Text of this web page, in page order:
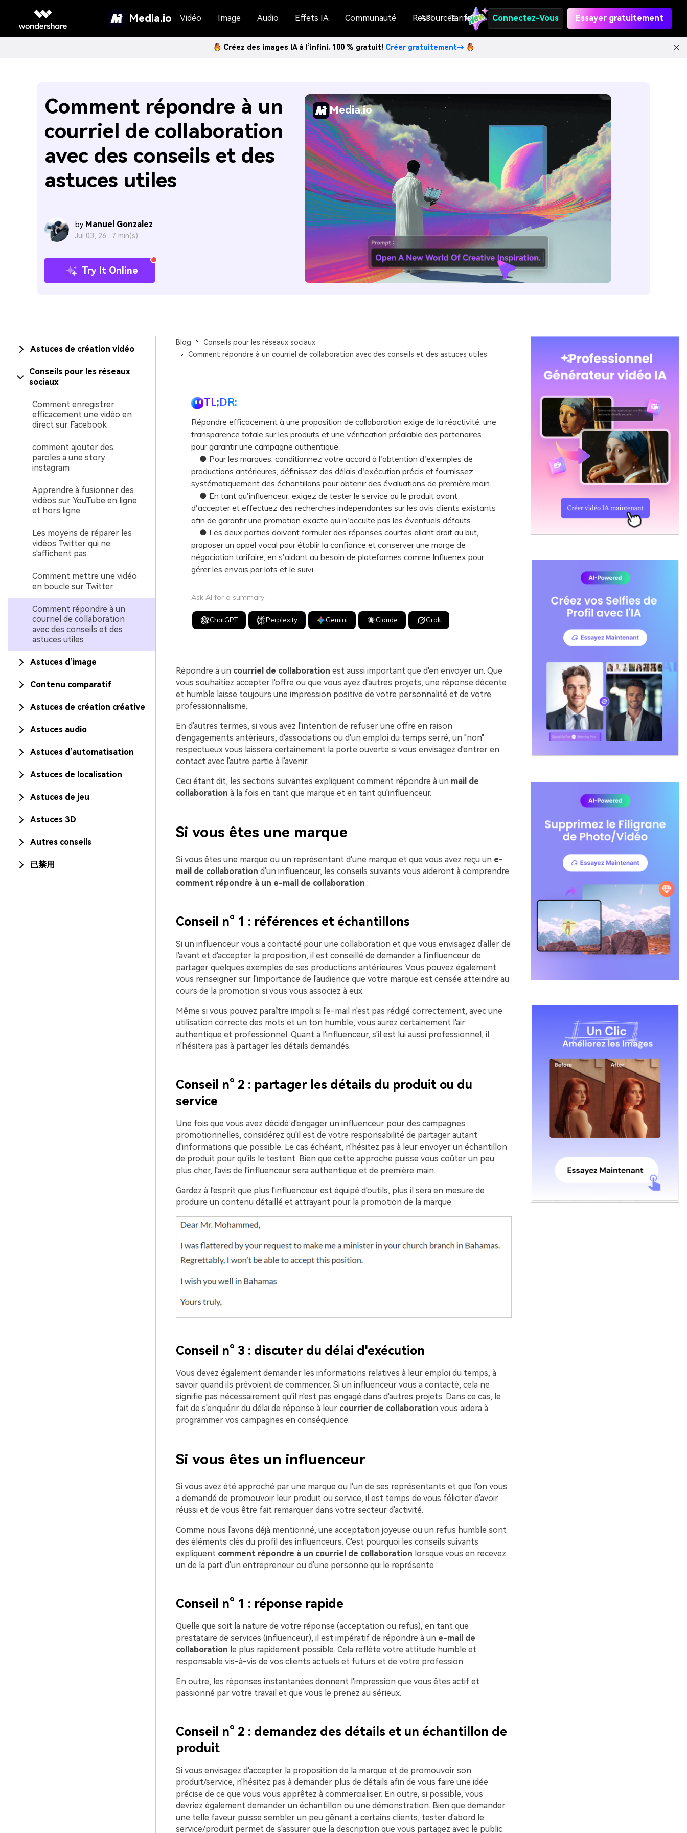
Media.io Vidéo Image Audio Effets IA Communauté Ressources
API Tarifs Connectez-Vous Essayer gratuitement
Créez des images IA à l’infini. 100 % gratuit! Créer gratuitement→
Comment répondre à un
courriel de collaboration
avec des conseils et des
astuces utiles
by Manuel Gonzalez
Jul 03, 26 · 7 min(s)
Try It Online
Media.io
Astuces de création vidéo
Conseils pour les réseaux
sociaux
Comment enregistrer
efficacement une vidéo en
direct sur Facebook
comment ajouter des
paroles à une story
instagram
Apprendre à fusionner des
vidéos sur YouTube en ligne
et hors ligne
Les moyens de réparer les
vidéos Twitter qui ne
s'affichent pas
Comment mettre une vidéo
en boucle sur Twitter
Comment répondre à un
courriel de collaboration
avec des conseils et des
astuces utiles
Astuces d’image
Contenu comparatif
Astuces de création créative
Astuces audio
Astuces d’automatisation
Astuces de localisation
Astuces de jeu
Astuces 3D
Autres conseils
已禁用
Blog
Conseils pour les réseaux sociaux
Comment répondre à un courriel de collaboration avec des conseils et des astuces utiles
TL;DR:
Répondre efficacement à une proposition de collaboration exige de la réactivité, une
transparence totale sur les produits et une vérification préalable des partenaires
pour garantir une campagne authentique.
● Pour les marques, conditionnez votre accord à l'obtention d'exemples de
productions antérieures, définissez des délais d'exécution précis et fournissez
systématiquement des échantillons pour obtenir des évaluations de première main.
● En tant qu'influenceur, exigez de tester le service ou le produit avant
d'accepter et effectuez des recherches indépendantes sur les avis clients existants
afin de garantir une promotion exacte qui n'occulte pas les éventuels défauts.
● Les deux parties doivent formuler des réponses courtes allant droit au but,
proposer un appel vocal pour établir la confiance et conserver une marge de
négociation tarifaire, en s'aidant au besoin de plateformes comme Influenex pour
gérer les envois par lots et le suivi.
Ask AI for a summary
ChatGPT Perplexity Gemini Claude Grok
Répondre à un courriel de collaboration est aussi important que d'en envoyer un. Que
vous souhaitiez accepter l'offre ou que vous ayez d'autres projets, une réponse décente
et humble laisse toujours une impression positive de votre personnalité et de votre
professionnalisme.
En d'autres termes, si vous avez l'intention de refuser une offre en raison
d'engagements antérieurs, d'associations ou d'un emploi du temps serré, un "non"
respectueux vous laissera certainement la porte ouverte si vous envisagez d'entrer en
contact avec l'autre partie à l'avenir.
Ceci étant dit, les sections suivantes expliquent comment répondre à un mail de
collaboration à la fois en tant que marque et en tant qu'influenceur.
Si vous êtes une marque
Si vous êtes une marque ou un représentant d'une marque et que vous avez reçu un e-
mail de collaboration d'un influenceur, les conseils suivants vous aideront à comprendre
comment répondre à un e-mail de collaboration :
Conseil n° 1 : références et échantillons
Si un influenceur vous a contacté pour une collaboration et que vous envisagez d'aller de
l'avant et d'accepter la proposition, il est conseillé de demander à l'influenceur de
partager quelques exemples de ses productions antérieures. Vous pouvez également
vous renseigner sur l'importance de l'audience que votre marque est censée atteindre au
cours de la promotion si vous vous associez à eux.
Même si vous pouvez paraître impoli si l'e-mail n'est pas rédigé correctement, avec une
utilisation correcte des mots et un ton humble, vous aurez certainement l'air
authentique et professionnel. Quant à l'influenceur, s'il est lui aussi professionnel, il
n'hésitera pas à partager les détails demandés.
Conseil n° 2 : partager les détails du produit ou du
service
Une fois que vous avez décidé d'engager un influenceur pour des campagnes
promotionnelles, considérez qu'il est de votre responsabilité de partager autant
d'informations que possible. Le cas échéant, n'hésitez pas à leur envoyer un échantillon
de produit pour qu'ils le testent. Bien que cette approche puisse vous coûter un peu
plus cher, l'avis de l'influenceur sera authentique et de première main.
Gardez à l'esprit que plus l'influenceur est équipé d'outils, plus il sera en mesure de
produire un contenu détaillé et attrayant pour la promotion de la marque.
Conseil n° 3 : discuter du délai d'exécution
Vous devez également demander les informations relatives à leur emploi du temps, à
savoir quand ils prévoient de commencer. Si un influenceur vous a contacté, cela ne
signifie pas nécessairement qu'il n'est pas engagé dans d'autres projets. Dans ce cas, le
fait de s'enquérir du délai de réponse à leur courrier de collaboration vous aidera à
programmer vos campagnes en conséquence.
Si vous êtes un influenceur
Si vous avez été approché par une marque ou l'un de ses représentants et que l'on vous
a demandé de promouvoir leur produit ou service, il est temps de vous féliciter d'avoir
réussi et de vous être fait remarquer dans votre secteur d'activité.
Comme nous l'avons déjà mentionné, une acceptation joyeuse ou un refus humble sont
des éléments clés du profil des influenceurs. C'est pourquoi les conseils suivants
expliquent comment répondre à un courriel de collaboration lorsque vous en recevez
un de la part d'un entrepreneur ou d'une personne qui le représente :
Conseil n° 1 : réponse rapide
Quelle que soit la nature de votre réponse (acceptation ou refus), en tant que
prestataire de services (influenceur), il est impératif de répondre à un e-mail de
collaboration le plus rapidement possible. Cela reflète votre attitude humble et
responsable vis-à-vis de vos clients actuels et futurs et de votre profession.
En outre, les réponses instantanées donnent l'impression que vous êtes actif et
passionné par votre travail et que vous le prenez au sérieux.
Conseil n° 2 : demandez des détails et un échantillon de
produit
Si vous envisagez d'accepter la proposition de la marque et de promouvoir son
produit/service, n'hésitez pas à demander plus de détails afin de vous faire une idée
précise de ce que vous vous apprêtez à commercialiser. En outre, si possible, vous
devriez également demander un échantillon ou une démonstration. Bien que demander
une telle faveur puisse sembler un peu gênant à certains clients, tester d'abord le
service/produit permet de s'assurer que la description que vous partagez avec le public